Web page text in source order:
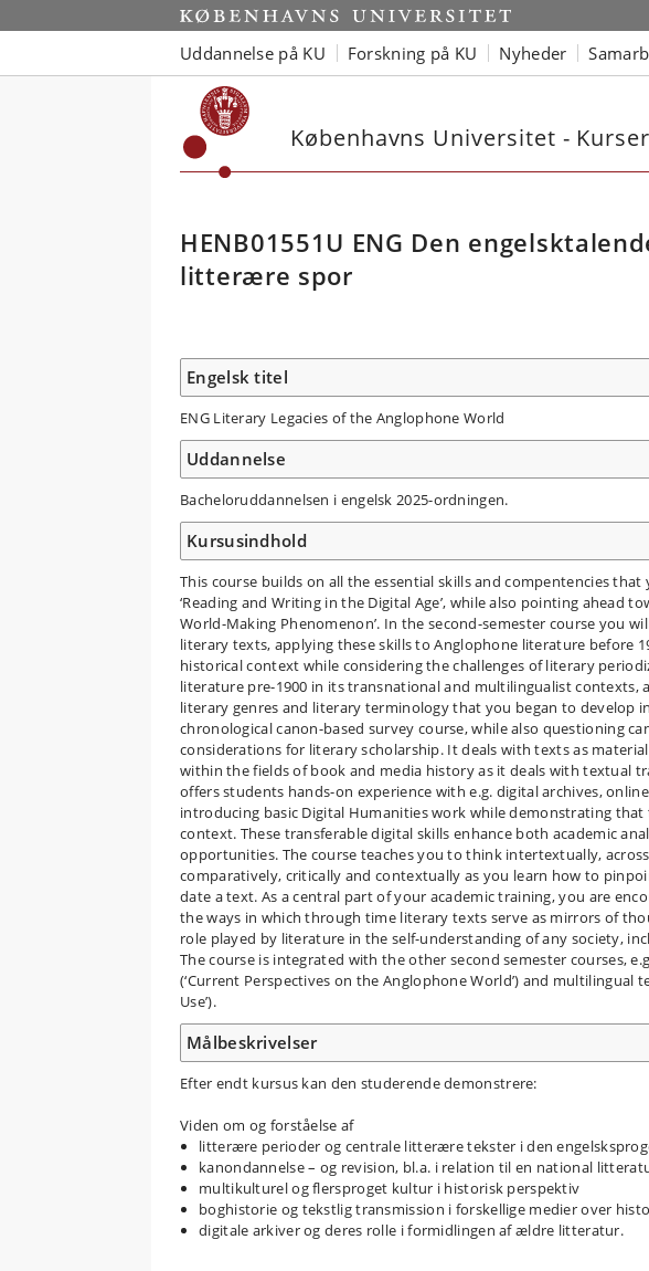
Uddannelse på KU Forskning på KU Nyheder
Københavns Universitet - Kurser
HENB01551U ENG Den
litterære spor
Engelsk titel
ENG Literary Legacies of the Anglophone World
Uddannelse
Bacheloruddannelsen i engelsk 2025-ordningen.
Kursusindhold
This course builds on all the essential skills and compentencies
‘Reading and Writing in the Digital Age’, while also pointing ahead
World-Making Phenomenon’. In the second-semester course you
literary texts, applying these skills to Anglophone literature before
historical context while considering the challenges of literary
literature pre-1900 in its transnational and multilingualist contexts,
literary genres and literary terminology that you began to develop
chronological canon-based survey course, while also questioning
considerations for literary scholarship. It deals with texts as
within the fields of book and media history as it deals with textual
offers students hands-on experience with e.g. digital archives,
introducing basic Digital Humanities work while demonstrating
context. These transferable digital skills enhance both academic
opportunities. The course teaches you to think intertextually,
comparatively, critically and contextually as you learn how to
date a text. As a central part of your academic training, you are
the ways in which through time literary texts serve as mirrors of
role played by literature in the self-understanding of any society,
The course is integrated with the other second semester courses,
(‘Current Perspectives on the Anglophone World’) and multilingual
Use’).
Målbeskrivelser
Efter endt kursus kan den studerende demonstrere:
Viden om og forståelse af
litterære perioder og centrale litterære tekster i den
kanondannelse – og revision, bl.a. i relation til en national
multikulturel og flersproget kultur i historisk perspektiv
boghistorie og tekstlig transmission i forskellige medier over
digitale arkiver og deres rolle i formidlingen af ældre litteratur.